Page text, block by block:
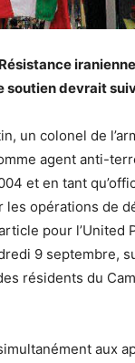
soutien devrait
un colonel de
agent anti-
et en tant
les opérations de
pour l’United
9 septembre,
résidents du
aux